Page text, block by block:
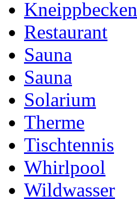
Kneippbecken
Restaurant
Sauna
Sauna
Solarium
Therme
Tischtennis
Whirlpool
Wildwasser